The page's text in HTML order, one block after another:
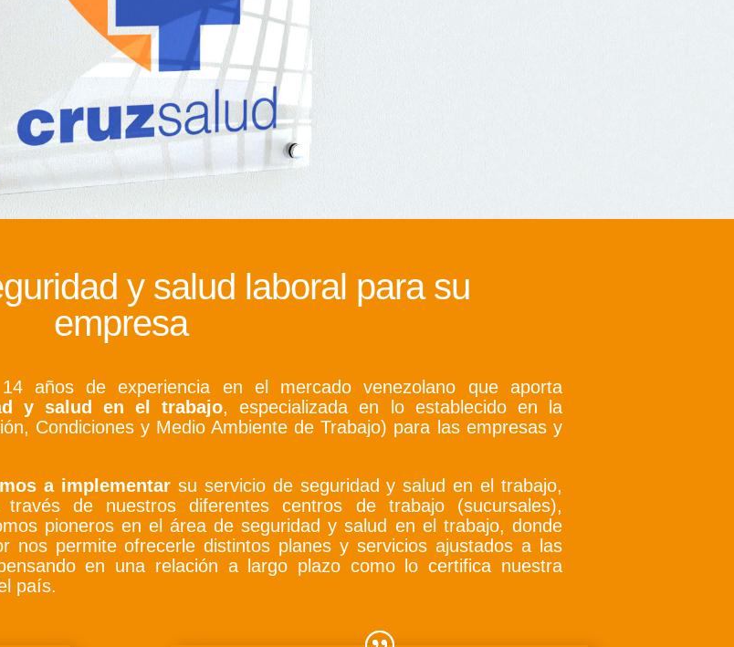
y salud laboral para su
empresa
años de experiencia en el mercado venezolano que aporta
y salud en el trabajo, especializada en lo establecido en la
Condiciones y Medio Ambiente de Trabajo) para las empresas y
a implementar su servicio de seguridad y salud en el trabajo,
de nuestros diferentes centros de trabajo (sucursales),
pioneros en el área de seguridad y salud en el trabajo, donde
nos permite ofrecerle distintos planes y servicios ajustados a las
en una relación a largo plazo como lo certifica nuestra
país.